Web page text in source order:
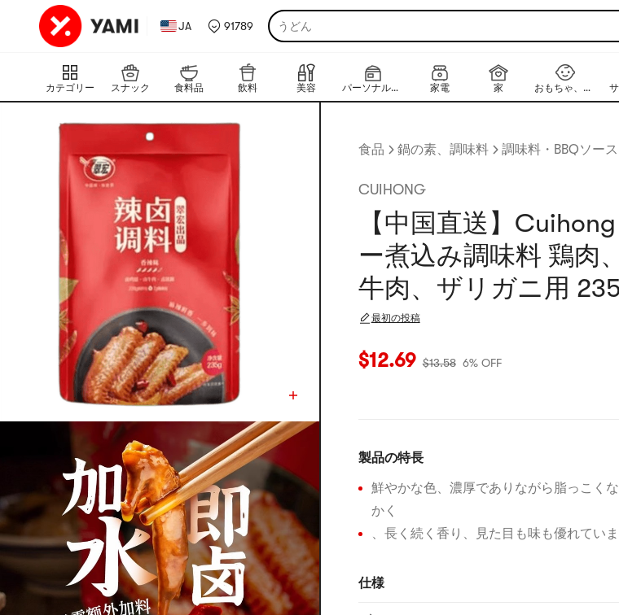
JA 91789 うどん
カテゴリー スナック 食料品 飲料 美容 パーソナルケア 家電 家 おもちゃ、キッズ、ベビー
食品 鍋の素、調味料 調味料・BBQソース
CUIHONG
【中国直送】
ー煮込み調味料 鶏肉
牛肉、ザリガニ用
最初の投稿
現在の価格：$12.69
$12.69 $13.58 6% OFF
製品の特長
鮮やかな色、濃厚でありながら脂っこく
かく
、長く続く香り、見た目も味も優れていま
仕様